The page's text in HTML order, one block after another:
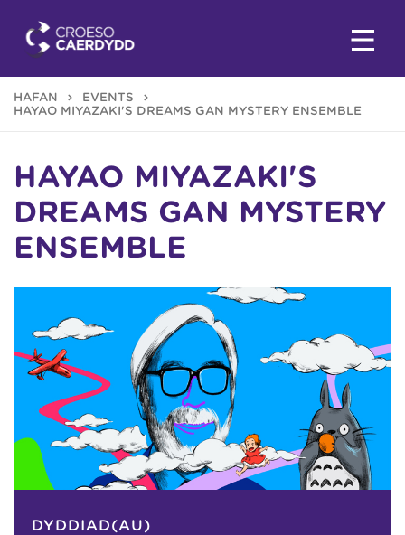
HAFAN
EVENTS
HAYAO MIYAZAKI'S DREAMS GAN MYSTERY ENSEMBLE
HAYAO MIYAZAKI'S
DREAMS GAN MYSTERY
ENSEMBLE
DYDDIAD(AU)